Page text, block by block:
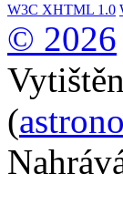
W3C XHTML 1.0
© 2026
(